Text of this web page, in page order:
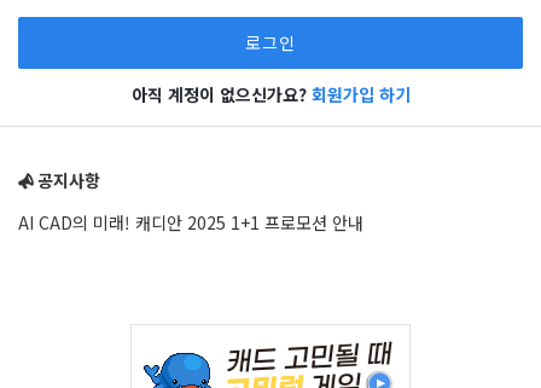
아직 계정이 없으신가요? 회원가입 하기
공지사항
AI CAD의 미래! 캐디안 2025 1+1 프로모션 안내